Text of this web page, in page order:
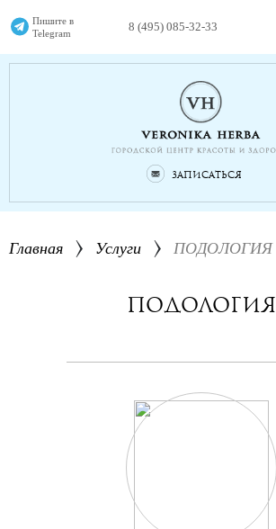
Пишите в
Telegram
8 (495) 085-32-33
Записаться
Главная Услуги ПОДОЛОГИЯ
ПОДОЛОГИЯ